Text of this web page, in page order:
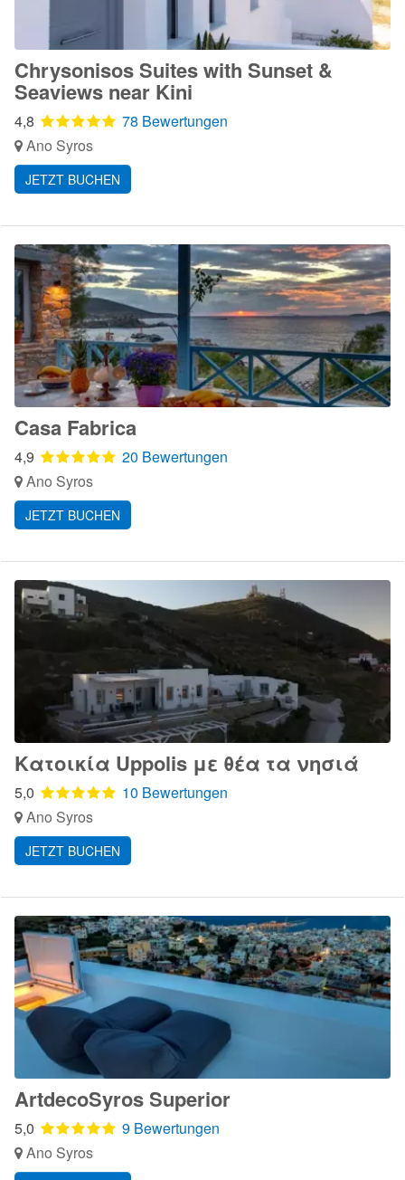
Chrysonisos Suites with Sunset &
Seaviews near Kini
4,8
78 Bewertungen
Ano Syros
JETZT BUCHEN
Casa Fabrica
4,9
20 Bewertungen
Ano Syros
JETZT BUCHEN
Κατοικία Uppolis με θέα τα νησιά
5,0
10 Bewertungen
Ano Syros
JETZT BUCHEN
ArtdecoSyros Superior
5,0
9 Bewertungen
Ano Syros